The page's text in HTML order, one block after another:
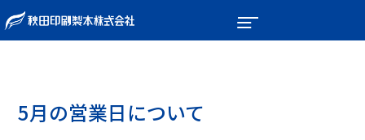
5月の営業日について